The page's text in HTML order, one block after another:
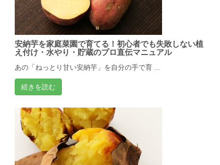
安納芋を家庭菜園で育てる！初心者でも失敗しない植
え付け・水やり・貯蔵のプロ直伝マニュアル
あの「ねっとり甘い安納芋」を自分の手で育 ...
続きを読む